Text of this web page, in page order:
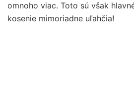
omnoho viac. Toto sú však
kosenie mimoriadne uľahčia!